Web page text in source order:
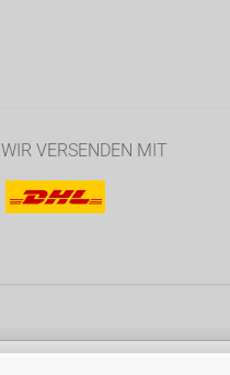
WIR VERSENDEN MIT